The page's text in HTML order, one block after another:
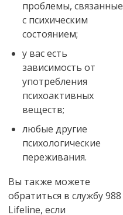
проблемы, связанные
с психическим
состоянием;
у вас есть
зависимость от
употребления
психоактивных
веществ;
любые другие
психологические
переживания.
Вы также можете
обратиться в службу 988
Lifeline, если